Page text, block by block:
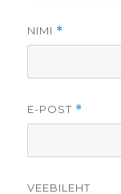
NIMI *
E-POST *
VEEBILEHT